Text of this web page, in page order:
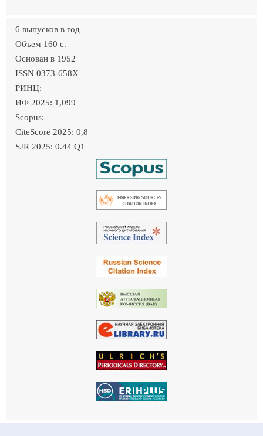
6 выпусков в год
Объем 160 c.
Основан в 1952
ISSN 0373-658X
РИНЦ:
ИФ 2025: 1,099
Scopus:
CiteScore 2025: 0,8
SJR 2025: 0.44 Q1